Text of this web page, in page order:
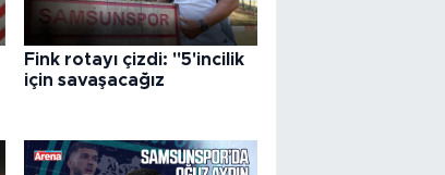
Fink rotayı çizdi: "5'incilik
için savaşacağız